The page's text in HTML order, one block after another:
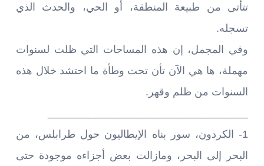
تتأتى من طبيعة المنطقة، أو الحي، والحدث الذي
تسجله.
وفي المجمل، إن هذه المساحات التي ظلت لسنوات
مهملة، ها هي الآن تأن تحت وطأة ما احتشد خلال هذه
السنوات من ظلم وقهر.
1- الكردون، سور بناه الإيطاليون حول طرابلس، من
البحر إلى البحر، ومازالت بعض أجزاءه موجودة حتى